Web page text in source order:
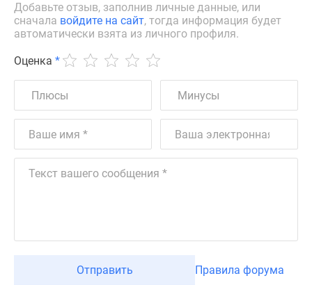
Добавьте отзыв, заполнив личные данные, или
сначала войдите на сайт, тогда информация будет
автоматически взята из личного профиля.
Оценка *
Отправить Правила форума